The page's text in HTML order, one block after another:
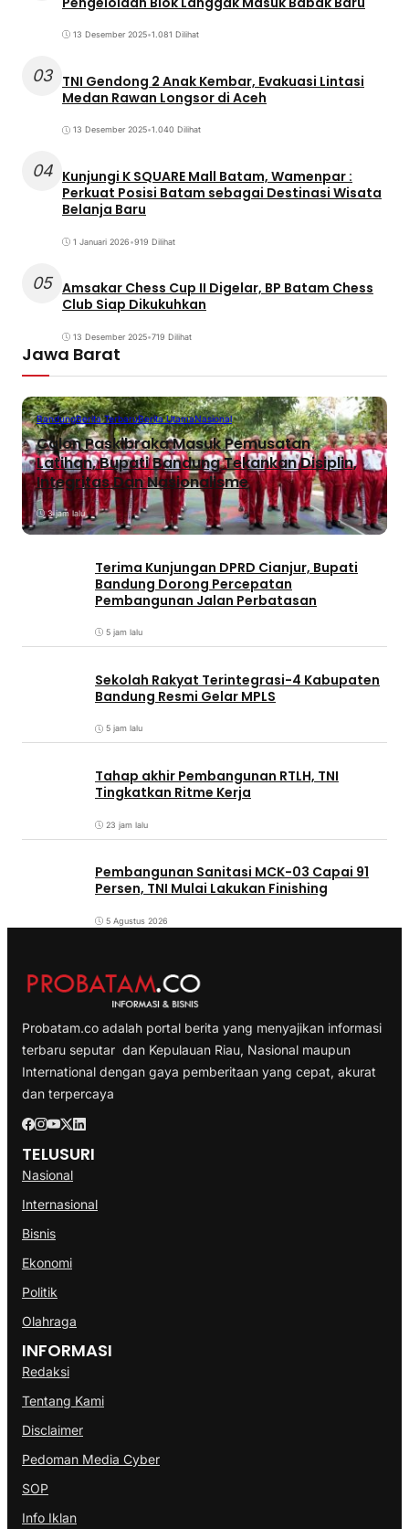
13 Desember 2025•1.081 Dilihat
03 TNI Gendong 2 Anak Kembar, Evakuasi Lintasi
Medan Rawan Longsor di Aceh
13 Desember 2025•1.040 Dilihat
04 Kunjungi K SQUARE Mall Batam, Wamenpar :
Perkuat Posisi Batam sebagai Destinasi Wisata
Belanja Baru
1 Januari 2026•919 Dilihat
05 Amsakar Chess Cup II Digelar, BP Batam Chess
Club Siap Dikukuhkan
13 Desember 2025•719 Dilihat
Jawa Barat
BandungBerita TerbaruBerita UtamaNasional
Calon Paskibraka Masuk Pemusatan
Latihan, Bupati Bandung Tekankan Disiplin,
Integritas Dan Nasionalisme
3 jam lalu
Terima Kunjungan DPRD Cianjur, Bupati
Bandung Dorong Percepatan
Pembangunan Jalan Perbatasan
5 jam lalu
Sekolah Rakyat Terintegrasi-4 Kabupaten
Bandung Resmi Gelar MPLS
5 jam lalu
Tahap akhir Pembangunan RTLH, TNI
Tingkatkan Ritme Kerja
23 jam lalu
Pembangunan Sanitasi MCK-03 Capai 91
Persen, TNI Mulai Lakukan Finishing
5 Agustus 2026
Probatam.co adalah portal berita yang menyajikan informasi
terbaru seputar dan Kepulauan Riau, Nasional maupun
International dengan gaya pemberitaan yang cepat, akurat
dan terpercaya
TELUSURI
Nasional
Internasional
Bisnis
Ekonomi
Politik
Olahraga
INFORMASI
Redaksi
Tentang Kami
Disclaimer
Pedoman Media Cyber
SOP
Info Iklan